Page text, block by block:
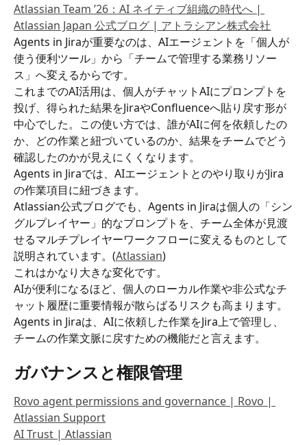
Atlassian Team ’26：AI ネイティブ組織の時代へ |
Atlassian Japan 公式ブログ | アトラシアン株式会社
Agents in Jiraが重要なのは、AIエージェントを「個人が
使う便利ツール」から「チームで管理する業務リソー
ス」へ変えるからです。
これまでのAI活用は、個人がチャットAIにプロンプトを
投げ、得られた結果をJiraやConfluenceへ貼り戻す形が
中心でした。この使い方では、誰がAIに何を依頼したの
か、どの作業と紐づいているのか、結果をチームでどう
確認したのかが見えにくくなります。
Agents in Jiraでは、AIエージェントとのやり取りがJira
の作業項目に紐づきます。
Atlassian公式ブログでも、Agents in Jiraは個人の「シン
グルプレイヤー」的なプロンプトを、チーム全体が見渡
せるマルチプレイヤーワークフローに変えるものとして
説明されています。(Atlassian)
これはかなり大きな変化です。
AIが便利になるほど、個人のローカル作業や非公式なチ
ャット履歴に重要情報が散らばるリスクも高まります。
Agents in Jiraは、AIに依頼した作業をJira上で管理し、
チームの作業文脈に戻すための機能だと言えます。
ガバナンスと権限管理
Rovo agent permissions and governance | Rovo |
Atlassian Support
AI Trust | Atlassian